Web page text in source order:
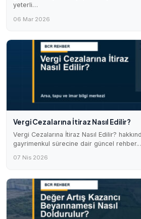
yeterli…
06 Mar 2026
Vergi Cezalarına İtiraz Nasıl Edilir?
Vergi Cezalarına İtiraz Nasıl Edilir?
gayrimenkul sürecine dair güncel
07 Nis 2026